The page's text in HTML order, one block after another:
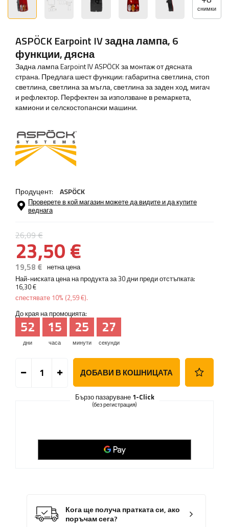
снимки
ASPÖCK Earpoint IV задна лампа, 6
функции, дясна
Задна лампа Earpoint IV ASPÖCK за монтаж от дясната
страна. Предлага шест функции: габаритна светлина, стоп
светлина, светлина за мъгла, светлина за заден ход, мигач
и рефлектор. Перфектен за използване в ремаркета,
камиони и селскостопански машини.
Продуцент: ASPÖCK
Проверете в кой магазин можете да видите и да купите
веднага
26,09 €
23,50 €
19,58 € нетна цена
Най-ниската цена на продукта за 30 дни преди отстъпката:
16,30 €
спестявате 10% (2,59 €).
До края на промоцията:
дни
52
часа
15
минути
25
секунди
27
ДОБАВИ В КОШНИЦАТА
Бързо пазаруване 1-Click
(без регистрация)
Кога ще получа пратката си, ако
поръчам сега?